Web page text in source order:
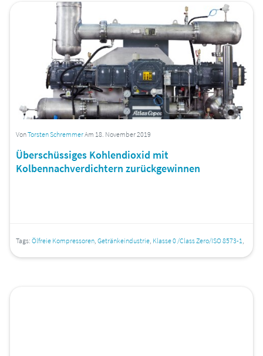
VonTorsten SchremmerAm 18. November 2019
Überschüssiges Kohlendioxid mit
Kolbennachverdichtern zurückgewinnen
Tags: Ölfreie Kompressoren, Getränkeindustrie, Klasse 0 /Class Zero/ISO 8573-1,